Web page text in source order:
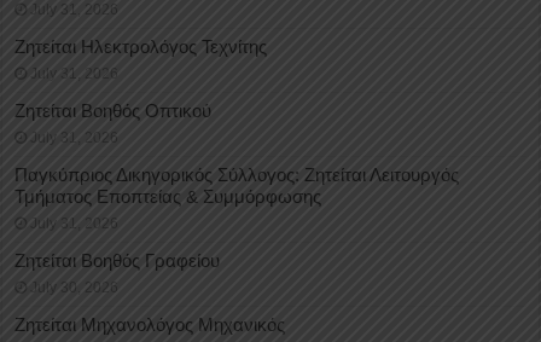
July 31, 2026
Ζητείται Ηλεκτρολόγος Τεχνίτης
July 31, 2026
Ζητείται Βοηθός Οπτικού
July 31, 2026
Παγκύπριος Δικηγορικός Σύλλογος: Ζητείται Λειτουργός
Τμήματος Εποπτείας & Συμμόρφωσης
July 31, 2026
Ζητείται Βοηθός Γραφείου
July 30, 2026
Ζητείται Μηχανολόγος Μηχανικός